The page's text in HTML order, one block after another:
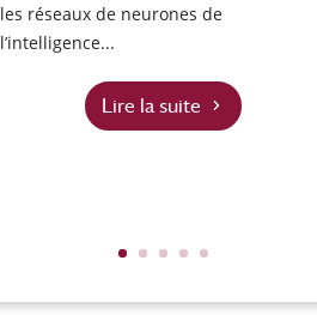
les réseaux de neurones de
l’intelligence...
Lire la suite